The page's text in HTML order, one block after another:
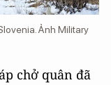
Ảnh Military
chở quân đã